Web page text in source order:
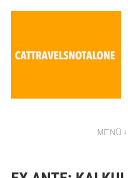
SABINA HOLZER
MENÜ